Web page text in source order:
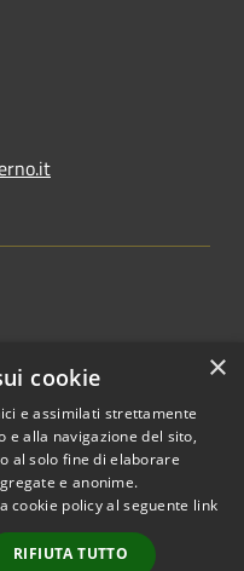
Copyright © 2026 •
Commissario Straordinario •
×
cookie
e assimilati strettamente
e alla navigazione del sito,
al solo fine di elaborare
e anonime.
cookie policy al seguente link
RIFIUTA TUTTO